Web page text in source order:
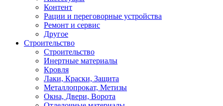
Контент
Рации и переговорные устройства
Ремонт и сервис
Другое
Строительство
Строительство
Инертные материалы
Кровля
Лаки, Краски, Защита
Металлопрокат, Метизы
Окна, Двери, Ворота